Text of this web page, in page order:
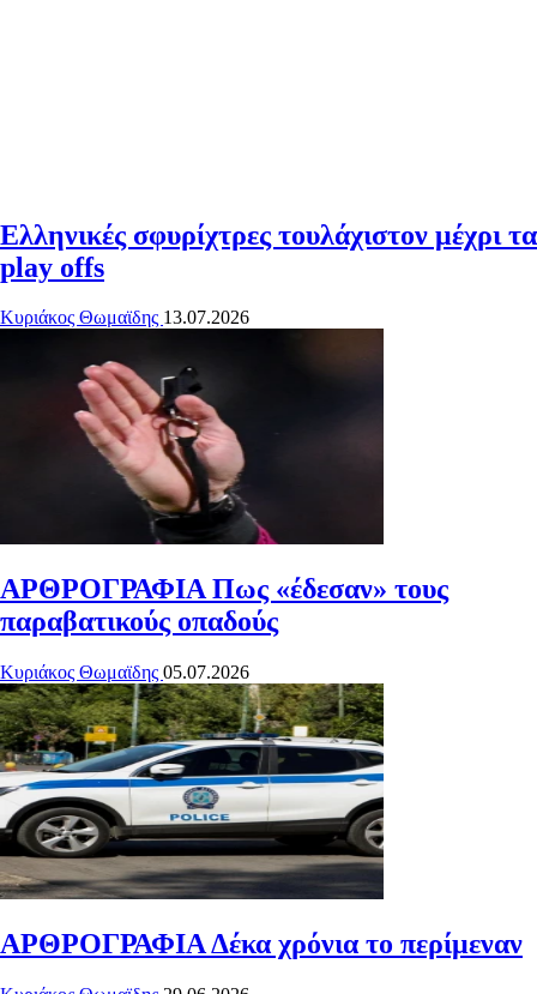
Ελληνικές σφυρίχτρες τουλάχιστον μέχρι τα
play offs
Κυριάκος Θωμαϊδης 13.07.2026
ΑΡΘΡΟΓΡΑΦΙΑΠως «έδεσαν» τους
παραβατικούς οπαδούς
Κυριάκος Θωμαϊδης 05.07.2026
ΑΡΘΡΟΓΡΑΦΙΑΔέκα χρόνια το περίμεναν